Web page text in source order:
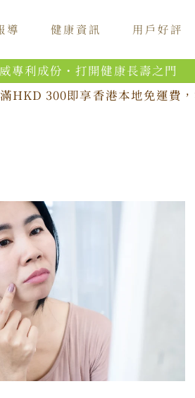
導 健康資訊 用戶好評
專利成份・打開健康長壽之門
HKD 300即享香港本地免運費